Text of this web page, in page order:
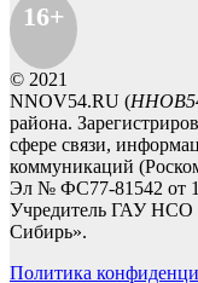
16+
© 2021
NNOV54.RU (
района.
сфере связи,
коммуникаций
Эл № ФС77-81542 от
Учредитель ГАУ НСО
Сибирь».
Политика